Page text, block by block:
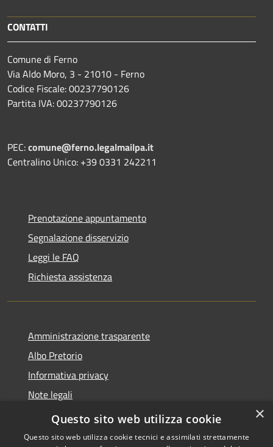
CONTATTI
Comune di Ferno
Via Aldo Moro, 3 - 21010 - Ferno
Codice Fiscale: 00237790126
Partita IVA: 00237790126
PEC:comune@ferno.legalmailpa.it
Centralino Unico: +39 0331 242211
Prenotazione appuntamento
Segnalazione disservizio
Leggi le FAQ
Richiesta assistenza
Amministrazione trasparente
Albo Pretorio
Informativa privacy
Note legali
Dichiarazione di accessibilità
×
Questo sito web utilizza cookie
Questo sito web utilizza cookie tecnici e assimilati strettamente